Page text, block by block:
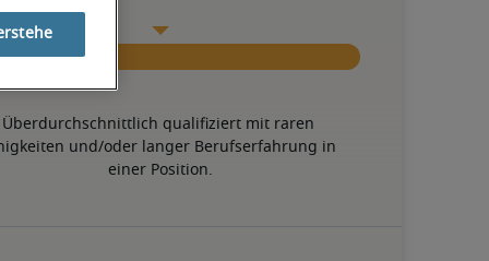
Überdurchschnittlich qualifiziert mit raren
und/oder langer Berufserfahrung in
einer Position.